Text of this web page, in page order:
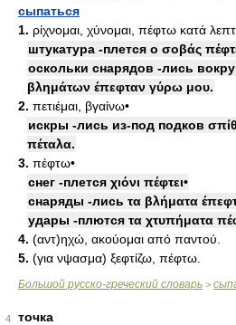
сыпаться
1. ρίχνομαι, χύνομαι, πέφτω κατά
штукатура -плется ο σοβάς
оскольки снарядов -лись
βλημάτων έπεφταν γύρω μου.
2. πετιέμαι, βγαίνω•
искры -лись из-под подков
πέταλα.
3. πέφτω•
снег -плется χιόνι πέφτει•
снаряды -лись τα βλήματα
удары -плются τα χτυπήματα
4. (αντ)ηχώ, ακούομαι από παντού.
5. (για νψασμα) ξεφτίζω, πέφτω.
Большой русско-греческий словарь >
4 точка